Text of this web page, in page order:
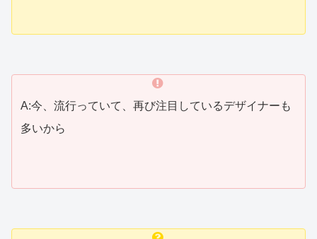
A:今、流行っていて、再び注目しているデザイナーも
多いから